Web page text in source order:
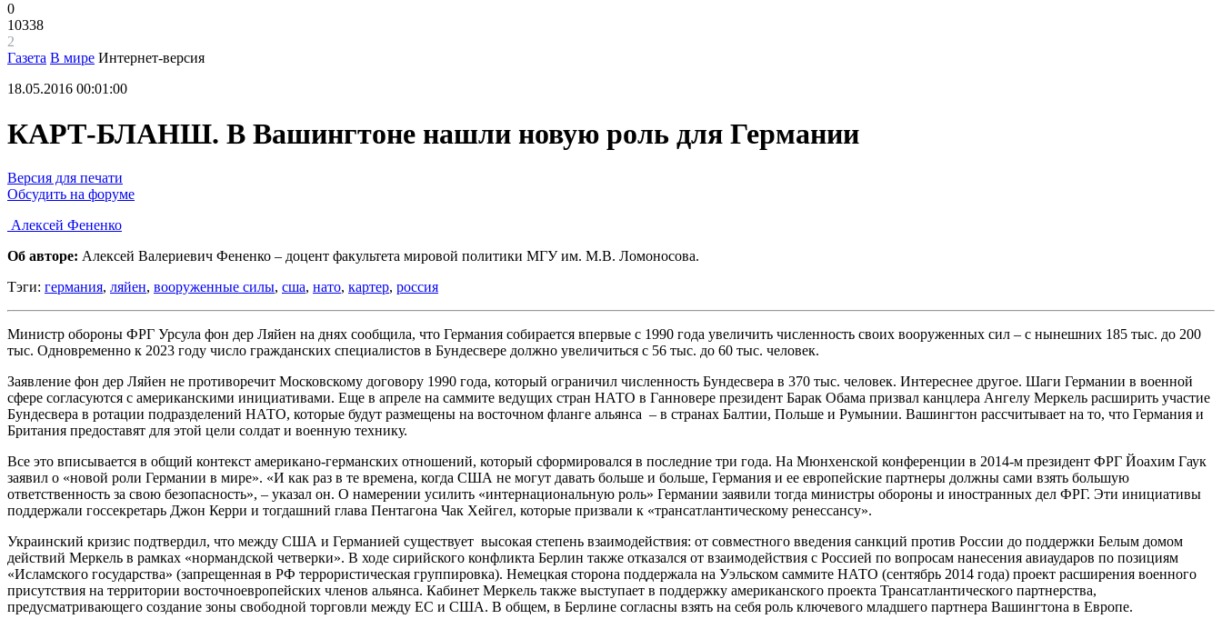
0
10338
2
Газета В мире Интернет-версия
18.05.2016 00:01:00
КАРТ-БЛАНШ. В Вашингтоне нашли новую роль для Германии
Версия для печати
Обсудить на форуме
Алексей Фененко
Об авторе: Алексей Валериевич Фененко – доцент факультета мировой политики МГУ им. М.В. Ломоносова.
Тэги: германия, ляйен, вооруженные силы, сша, нато, картер, россия
Министр обороны ФРГ Урсула фон дер Ляйен на днях сообщила, что Германия собирается впервые с 1990 года увеличить численность своих вооруженных сил – с нынешних 185 тыс. до 200
тыс. Одновременно к 2023 году число гражданских специалистов в Бундесвере должно увеличиться с 56 тыс. до 60 тыс. человек.
Заявление фон дер Ляйен не противоречит Московскому договору 1990 года, который ограничил численность Бундесвера в 370 тыс. человек. Интереснее другое. Шаги Германии в военной
сфере согласуются с американскими инициативами. Еще в апреле на саммите ведущих стран НАТО в Ганновере президент Барак Обама призвал канцлера Ангелу Меркель расширить участие
Бундесвера в ротации подразделений НАТО, которые будут размещены на восточном фланге альянса – в странах Балтии, Польше и Румынии. Вашингтон рассчитывает на то, что Германия и
Британия предоставят для этой цели солдат и военную технику.
Все это вписывается в общий контекст американо-германских отношений, который сформировался в последние три года. На Мюнхенской конференции в 2014-м президент ФРГ Йоахим Гаук
заявил о «новой роли Германии в мире». «И как раз в те времена, когда США не могут давать больше и больше, Германия и ее европейские партнеры должны сами взять большую
ответственность за свою безопасность», – указал он. О намерении усилить «интернациональную роль» Германии заявили тогда министры обороны и иностранных дел ФРГ. Эти инициативы
поддержали госсекретарь Джон Керри и тогдашний глава Пентагона Чак Хейгел, которые призвали к «трансатлантическому ренессансу».
Украинский кризис подтвердил, что между США и Германией существует высокая степень взаимодействия: от совместного введения санкций против России до поддержки Белым домом
действий Меркель в рамках «нормандской четверки». В ходе сирийского конфликта Берлин также отказался от взаимодействия с Россией по вопросам нанесения авиаударов по позициям
«Исламского государства» (запрещенная в РФ террористическая группировка). Немецкая сторона поддержала на Уэльском саммите НАТО (сентябрь 2014 года) проект расширения военного
присутствия на территории восточноевропейских членов альянса. Кабинет Меркель также выступает в поддержку американского проекта Трансатлантического партнерства,
предусматривающего создание зоны свободной торговли между ЕС и США. В общем, в Берлине согласны взять на себя роль ключевого младшего партнера Вашингтона в Европе.